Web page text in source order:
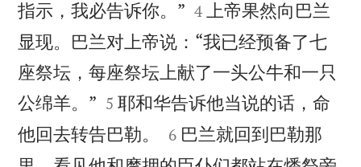
指示，我必告诉你。” 

4 上帝果然向巴兰
显现。巴兰对上帝说：“我已经预备了七
座祭坛，每座祭坛上献了一头公牛和一只
公绵羊。” 

5 耶和华告诉他当说的话，命
他回去转告巴勒。


6 巴兰就回到巴勒那